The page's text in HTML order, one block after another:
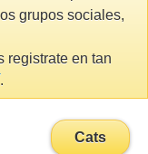
grupos sociales,
registrate en tan
.
Cats